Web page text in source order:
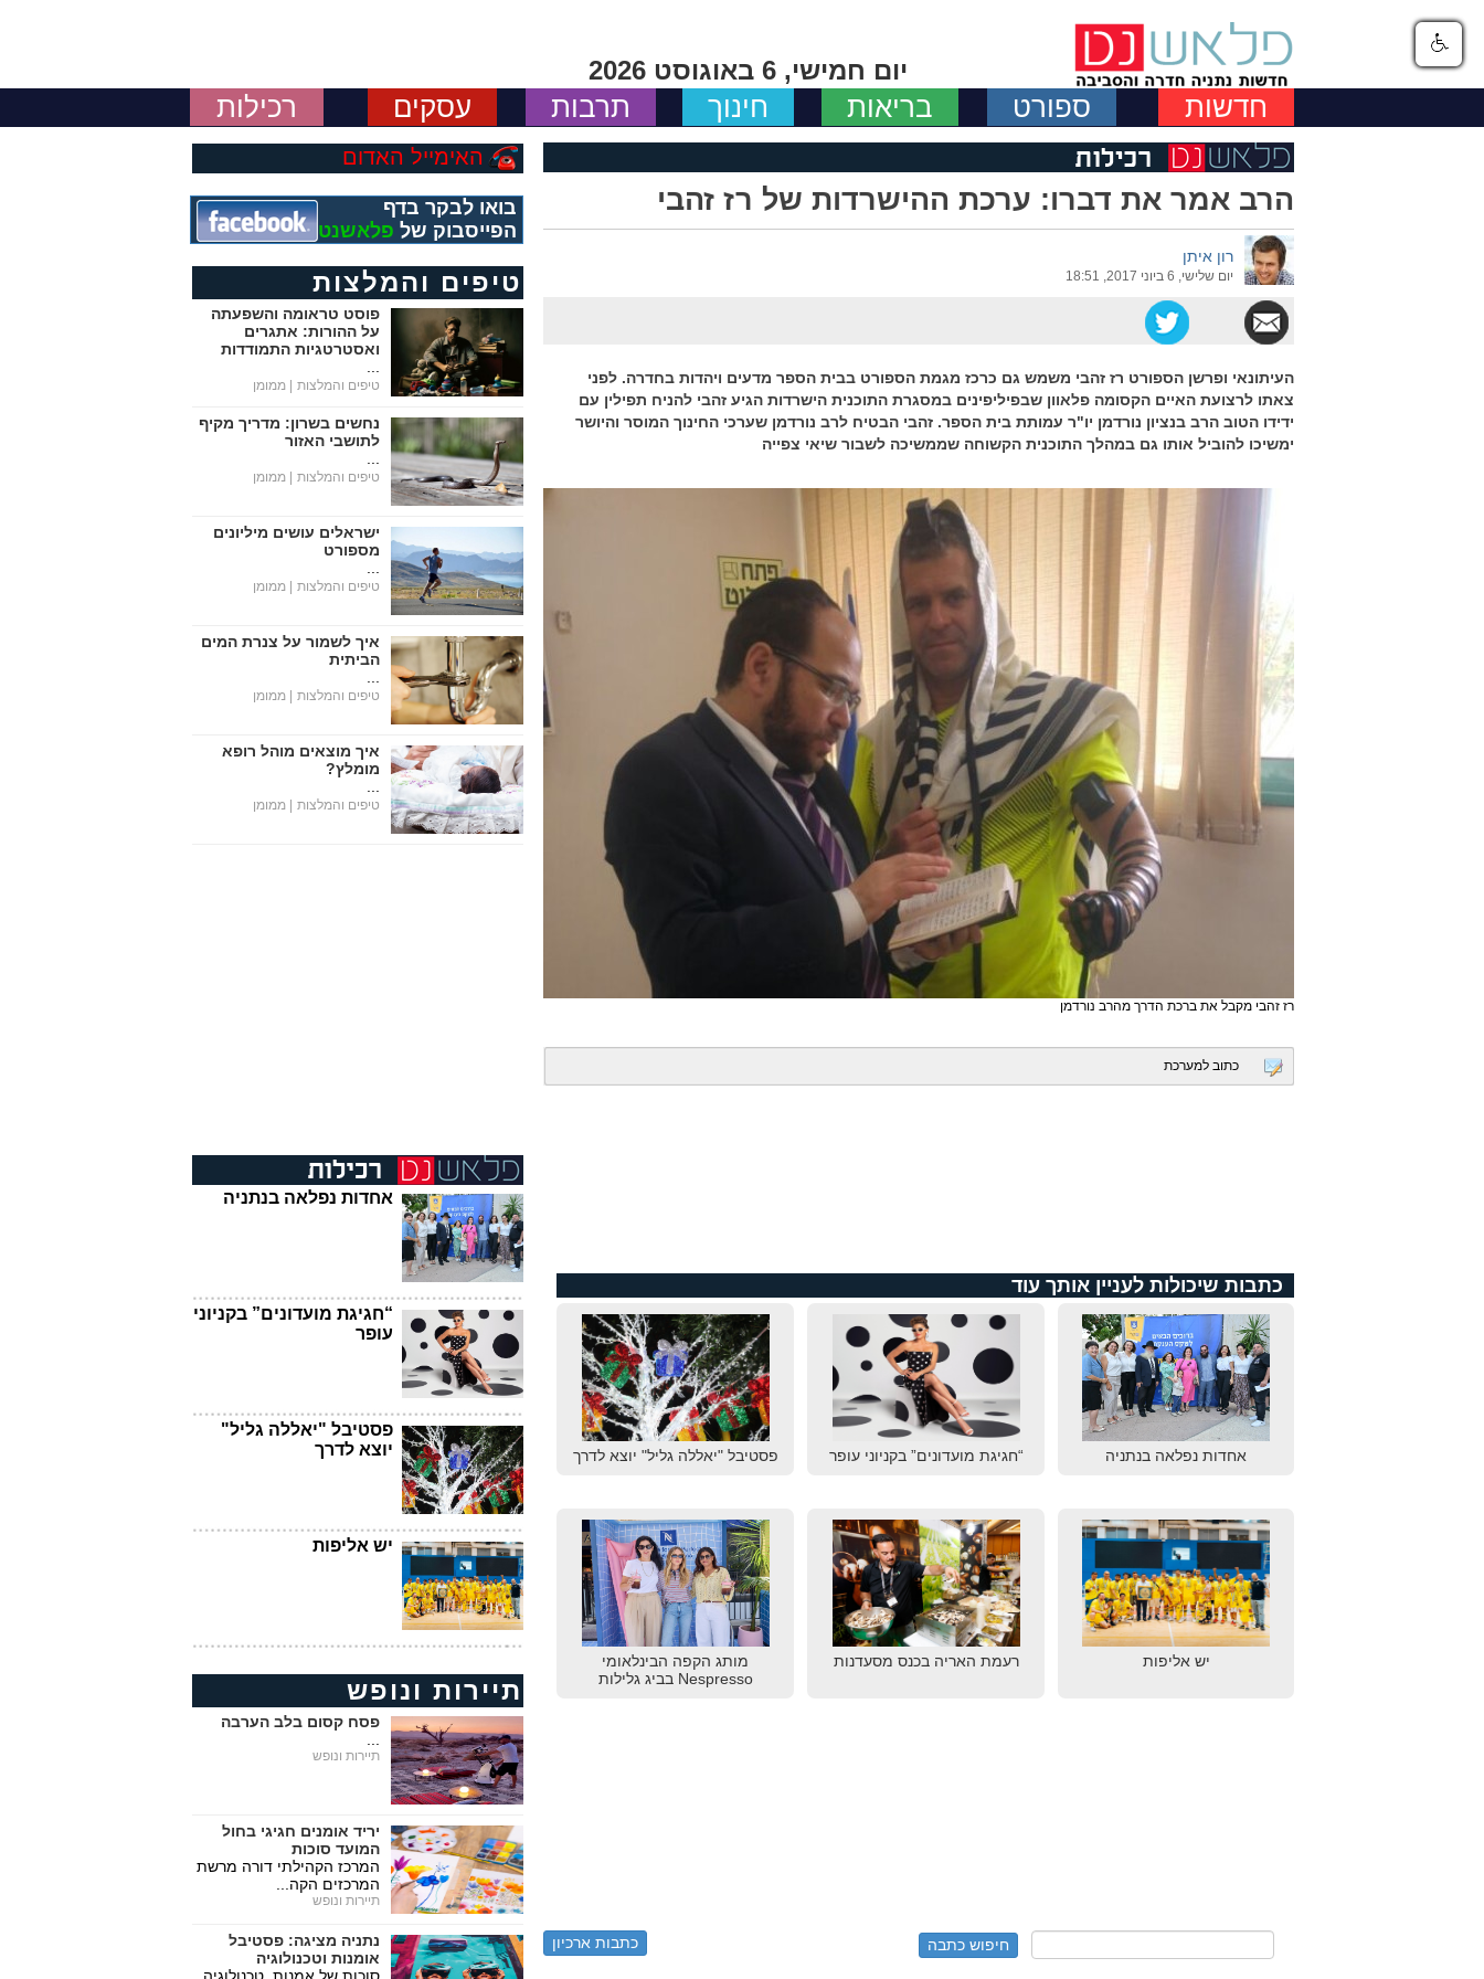
יום חמישי, 6 באוגוסט 2026
חדשות ספורט בריאות חינוך תרבות עסקים רכילות
הרב אמר את דברו: ערכת ההישרדות של רז זהבי
רון איתן
יום שלישי, 6 ביוני 2017, 18:51
העיתונאי ופרשן הספורט רז זהבי משמש גם כרכז מגמת הספורט בבית הספר מדעים ויהדות בחדרה. לפני
צאתו לרצועת האיים הקסומה פלאוון שבפיליפינים במסגרת התוכנית הישרדות הגיע זהבי להניח תפילין עם
ידידו הטוב הרב בנציון נורדמן יו"ר עמותת בית הספר. זהבי הבטיח לרב נורדמן שערכי החינוך המוסר והיושר
ימשיכו להוביל אותו גם במהלך התוכנית הקשוחה שממשיכה לשבור שיאי צפייה
רז זהבי מקבל את ברכת הדרך מהרב נורדמן
כתוב למערכת
כתבות שיכולות לעניין אותך עוד
אחדות נפלאה בנתניה “חגיגת מועדונים” בקניוני עופר פסטיבל "יאללה גליל" יוצא לדרך
יש אליפות רעמת האריה בכנס מסעדנות
מותג הקפה הבינלאומי
Nespresso בביג גלילות
כתבות ארכיון
האימייל האדום
בואו לבקר בדף
הפייסבוק של פלאשנט
טיפים והמלצות
פוסט טראומה והשפעתה
על ההורות: אתגרים
ואסטרטגיות התמודדות
טיפים והמלצות | ממומן
נחשים בשרון: מדריך מקיף
לתושבי האזור
טיפים והמלצות | ממומן
ישראלים עושים מיליונים
מספורט
טיפים והמלצות | ממומן
איך לשמור על צנרת המים
הביתית
טיפים והמלצות | ממומן
איך מוצאים מוהל רופא
מומלץ?
טיפים והמלצות | ממומן
אחדות נפלאה בנתניה
“חגיגת מועדונים” בקניוני
עופר
פסטיבל "יאללה גליל"
יוצא לדרך
יש אליפות
תיירות ונופש
פסח קסום בלב הערבה
תיירות ונופש
יריד אומנים חגיגי בחול
המועד סוכות
המרכז הקהילתי דורה מרשת
המרכזים הקה...
תיירות ונופש
נתניה מציגה: פסטיבל
אומנות וטכנולוגיה